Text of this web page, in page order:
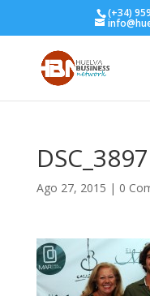
(+34)
DSC_3897
Ago 27, 2015 | 0